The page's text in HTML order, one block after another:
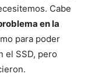
Cabe
en la
para poder
el SSD, pero